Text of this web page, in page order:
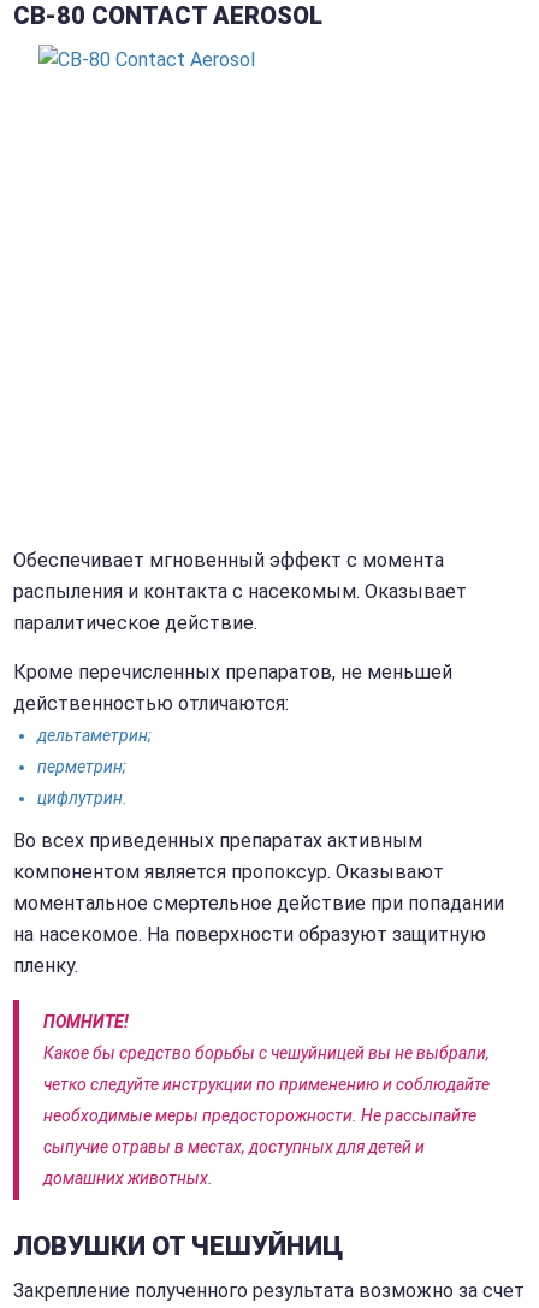
CB-80 CONTACT AEROSOL
Обеспечивает мгновенный эффект с момента
распыления и контакта с насекомым. Оказывает
паралитическое действие.
Кроме перечисленных препаратов, не меньшей
действенностью отличаются:
дельтаметрин;
перметрин;
цифлутрин.
Во всех приведенных препаратах активным
компонентом является пропоксур. Оказывают
моментальное смертельное действие при попадании
на насекомое. На поверхности образуют защитную
пленку.
ПОМНИТЕ!
Какое бы средство борьбы с чешуйницей вы не выбрали,
четко следуйте инструкции по применению и соблюдайте
необходимые меры предосторожности. Не рассыпайте
сыпучие отравы в местах, доступных для детей и
домашних животных.
ЛОВУШКИ ОТ ЧЕШУЙНИЦ
Закрепление полученного результата возможно за счет